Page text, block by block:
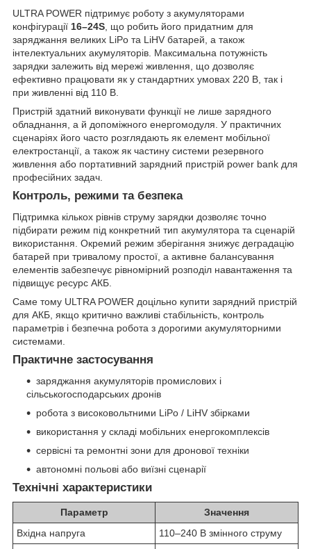
ULTRA POWER підтримує роботу з акумуляторами
конфігурації 16–24S, що робить його придатним для
заряджання великих LiPo та LiHV батарей, а також
інтелектуальних акумуляторів. Максимальна потужність
зарядки залежить від мережі живлення, що дозволяє
ефективно працювати як у стандартних умовах 220 В, так і
при живленні від 110 В.
Пристрій здатний виконувати функції не лише зарядного
обладнання, а й допоміжного енергомодуля. У практичних
сценаріях його часто розглядають як елемент мобільної
електростанції, а також як частину системи резервного
живлення або портативний зарядний пристрій power bank для
професійних задач.
Контроль, режими та безпека
Підтримка кількох рівнів струму зарядки дозволяє точно
підбирати режим під конкретний тип акумулятора та сценарій
використання. Окремий режим зберігання знижує деградацію
батарей при тривалому простої, а активне балансування
елементів забезпечує рівномірний розподіл навантаження та
підвищує ресурс АКБ.
Саме тому ULTRA POWER доцільно купити зарядний пристрій
для АКБ, якщо критично важливі стабільність, контроль
параметрів і безпечна робота з дорогими акумуляторними
системами.
Практичне застосування
заряджання акумуляторів промислових і
сільськогосподарських дронів
робота з високовольтними LiPo / LiHV збірками
використання у складі мобільних енергокомплексів
сервісні та ремонтні зони для дронової техніки
автономні польові або виїзні сценарії
Технічні характеристики
Параметр
Значення
Вхідна напруга
110–240 В змінного струму